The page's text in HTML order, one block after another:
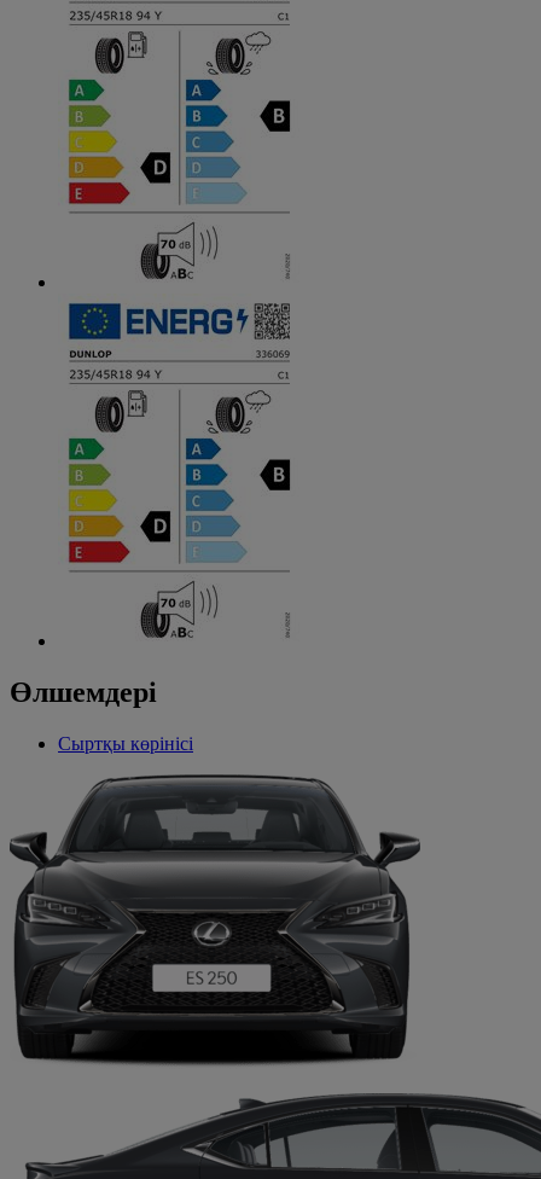
Өлшемдері
Сыртқы көрінісі